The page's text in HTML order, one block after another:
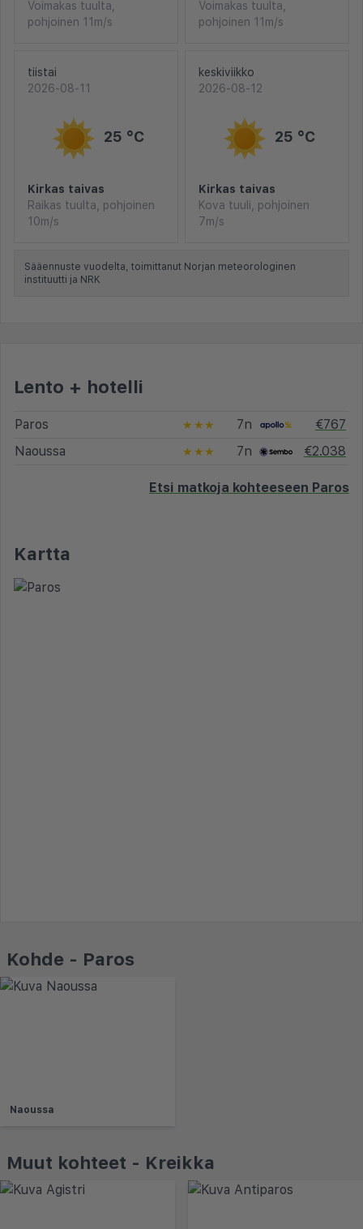
Voimakas tuulta,
pohjoinen 11m/s
Voimakas tuulta,
pohjoinen 11m/s
tiistai
2026-08-11
25 °C
Kirkas taivas
Raikas tuulta, pohjoinen
10m/s
keskiviikko
2026-08-12
25 °C
Kirkas taivas
Kova tuuli, pohjoinen
7m/s
Sääennuste vuodelta, toimittanut Norjan meteorologinen
instituutti ja NRK
Lento + hotelli
Paros ★★★ 7n
€767
Naoussa
★★★ 7n €2.038
Etsi matkoja kohteeseen Paros
Kartta
Kohde - Paros
Naoussa
Muut kohteet - Kreikka